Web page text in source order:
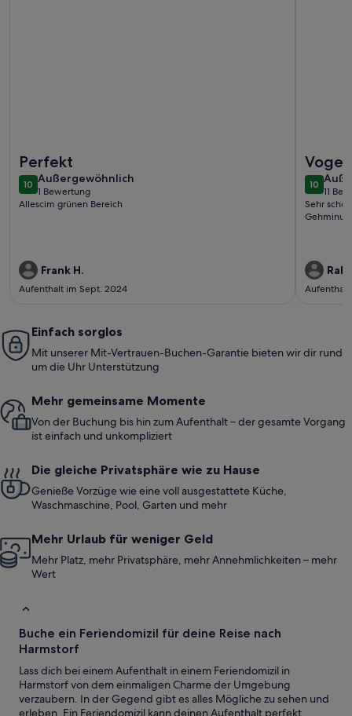
Perfekt
1010 von 10
Außergewöhnlich
außergewöhnlich
1 Bewertung
(1
bewertung)
Allescim grünen Bereich
Frank H.
Aufenthalt im Sept. 2024
Vogel
1010 von
11
(11
Sehr
Ralf
Einfach sorglos
Mit unserer Mit-Vertrauen-Buchen-Garantie bieten wir dir rund
um die Uhr Unterstützung
Mehr gemeinsame Momente
Von der Buchung bis hin zum Aufenthalt – der gesamte Vorgang
ist einfach und unkompliziert
Die gleiche Privatsphäre wie zu Hause
Genieße Vorzüge wie eine voll ausgestattete Küche,
Waschmaschine, Pool, Garten und mehr
Mehr Urlaub für weniger Geld
Mehr Platz, mehr Privatsphäre, mehr Annehmlichkeiten – mehr
Wert
Buche ein Feriendomizil für deine Reise nach
Harmstorf
Lass dich bei einem Aufenthalt in einem Feriendomizil in
Harmstorf von dem einmaligen Charme der Umgebung
verzaubern. In der Gegend gibt es alles Mögliche zu sehen und